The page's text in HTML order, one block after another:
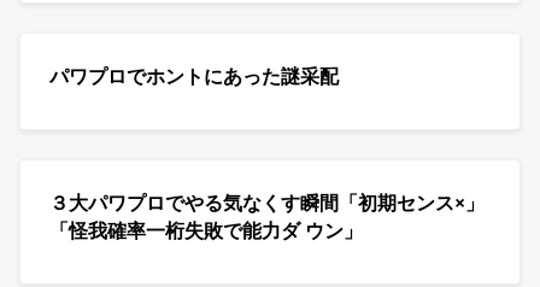
パワプロでホントにあった謎采配
３大パワプロでやる気なくす瞬間「初期センス×」
「怪我確率一桁失敗で能力ダ ウン」